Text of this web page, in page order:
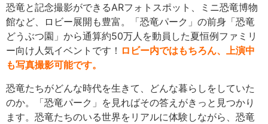
恐竜と記念撮影ができるARフォトスポット 、
ミニ恐竜博物
館など、ロビー展開も豊富。「恐竜パーク」の前身「恐竜
どうぶつ園」から通算約50万人を動員した夏恒例ファミリ
ー向け人気イベントです！ ロビー内ではもちろん、上演中
も写真撮影可能です。
恐竜たちがどんな時代を生きて、どんな暮らしをしていた
のか。「恐竜パーク」を見ればその答えがきっと見つかり
ます。 恐竜たちのいる世界をリアルに体験しながら、恐竜